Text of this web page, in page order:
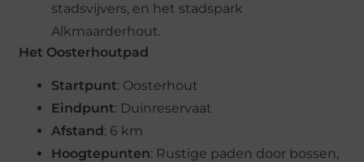
stadsvijvers, en het stadspark
Alkmaarderhout.
Het Oosterhoutpad
Startpunt: Oosterhout
Eindpunt: Duinreservaat
Afstand: 6 km
Hoogtepunten: Rustige paden door bossen,